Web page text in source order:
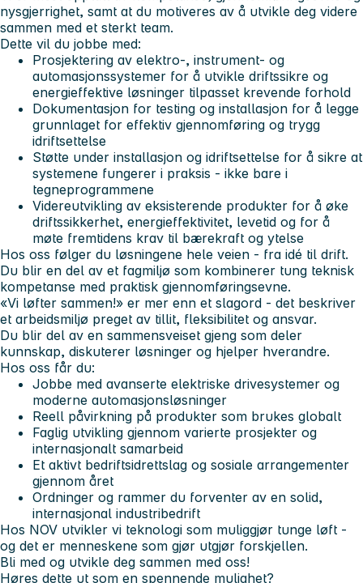
nysgjerrighet, samt at du motiveres av å utvikle deg videre
sammen med et sterkt team.
Dette vil du jobbe med:
Prosjektering av elektro-, instrument- og
automasjonssystemer for å utvikle driftssikre og
energieffektive løsninger tilpasset krevende forhold
Dokumentasjon for testing og installasjon for å legge
grunnlaget for effektiv gjennomføring og trygg
idriftsettelse
Støtte under installasjon og idriftsettelse for å sikre at
systemene fungerer i praksis - ikke bare i
tegneprogrammene
Videreutvikling av eksisterende produkter for å øke
driftssikkerhet, energieffektivitet, levetid og for å
møte fremtidens krav til bærekraft og ytelse
Hos oss følger du løsningene hele veien - fra idé til drift.
Du blir en del av et fagmiljø som kombinerer tung teknisk
kompetanse med praktisk gjennomføringsevne.
«Vi løfter sammen!» er mer enn et slagord - det beskriver
et arbeidsmiljø preget av tillit, fleksibilitet og ansvar.
Du blir del av en sammensveiset gjeng som deler
kunnskap, diskuterer løsninger og hjelper hverandre.
Hos oss får du:
Jobbe med avanserte elektriske drivesystemer og
moderne automasjonsløsninger
Reell påvirkning på produkter som brukes globalt
Faglig utvikling gjennom varierte prosjekter og
internasjonalt samarbeid
Et aktivt bedriftsidrettslag og sosiale arrangementer
gjennom året
Ordninger og rammer du forventer av en solid,
internasjonal industribedrift
Hos NOV utvikler vi teknologi som muliggjør tunge løft -
og det er menneskene som gjør utgjør forskjellen.
Bli med og utvikle deg sammen med oss!
Høres dette ut som en spennende mulighet?